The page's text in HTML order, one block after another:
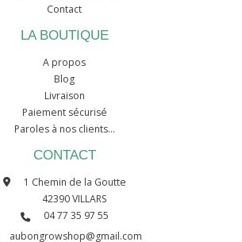
Contact
LA BOUTIQUE
A propos
Blog
Livraison
Paiement sécurisé
Paroles à nos clients...
CONTACT
1 Chemin de la Goutte
42390 VILLARS
04 77 35 97 55
aubongrowshop@gmail.com